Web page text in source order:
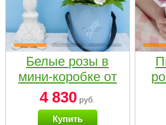
Белые розы в
мини-коробке от
Bella Fiori
4 830 руб.
Купить